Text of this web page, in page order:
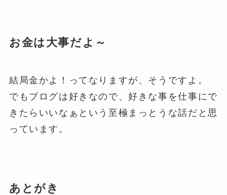
お金は大事だよ～
結局金かよ！ってなりますが、そうですよ。
でもブログは好きなので、好きな事を仕事にで
きたらいいなぁという至極まっとうな話だと思
っています。
あとがき